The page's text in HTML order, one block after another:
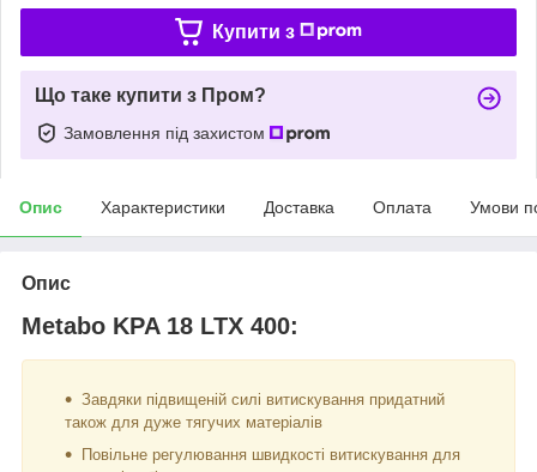
Купити з
Що таке купити з Пром?
Замовлення під захистом
Опис Характеристики Доставка Оплата Умови
Опис
Metabo KPA 18 LTX 400:
Завдяки підвищеній силі витискування придатний
також для дуже тягучих матеріалів
Повільне регулювання швидкості витискування для